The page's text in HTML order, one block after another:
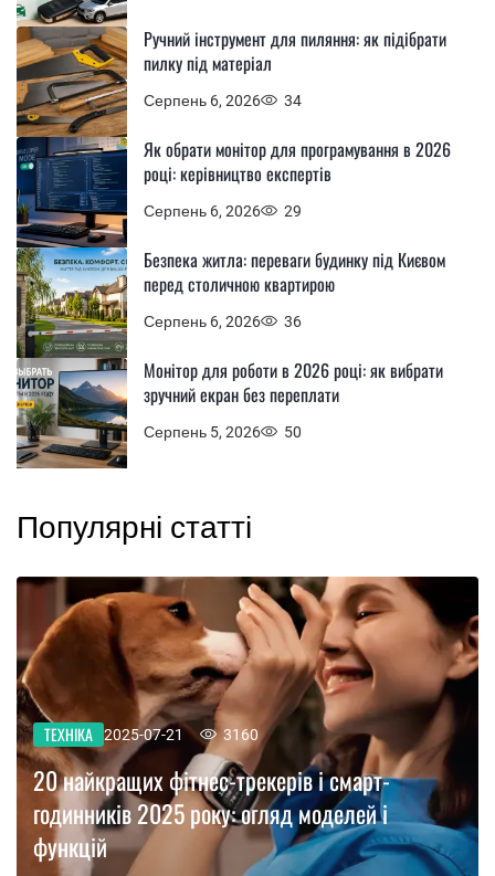
Серпень 6, 2026 34
Ручний інструмент для пиляння: як підібрати
пилку під матеріал
Серпень 6, 2026 29
Як обрати монітор для програмування в 2026
році: керівництво експертів
Серпень 6, 2026 36
Безпека житла: переваги будинку під Києвом
перед столичною квартирою
Серпень 5, 2026 50
Монітор для роботи в 2026 році: як вибрати
зручний екран без переплати
Популярні статті
ТЕХНІКА 2025-07-21 3160
20 найкращих фітнес-трекерів і смарт-
годинників 2025 року: огляд моделей і
функцій